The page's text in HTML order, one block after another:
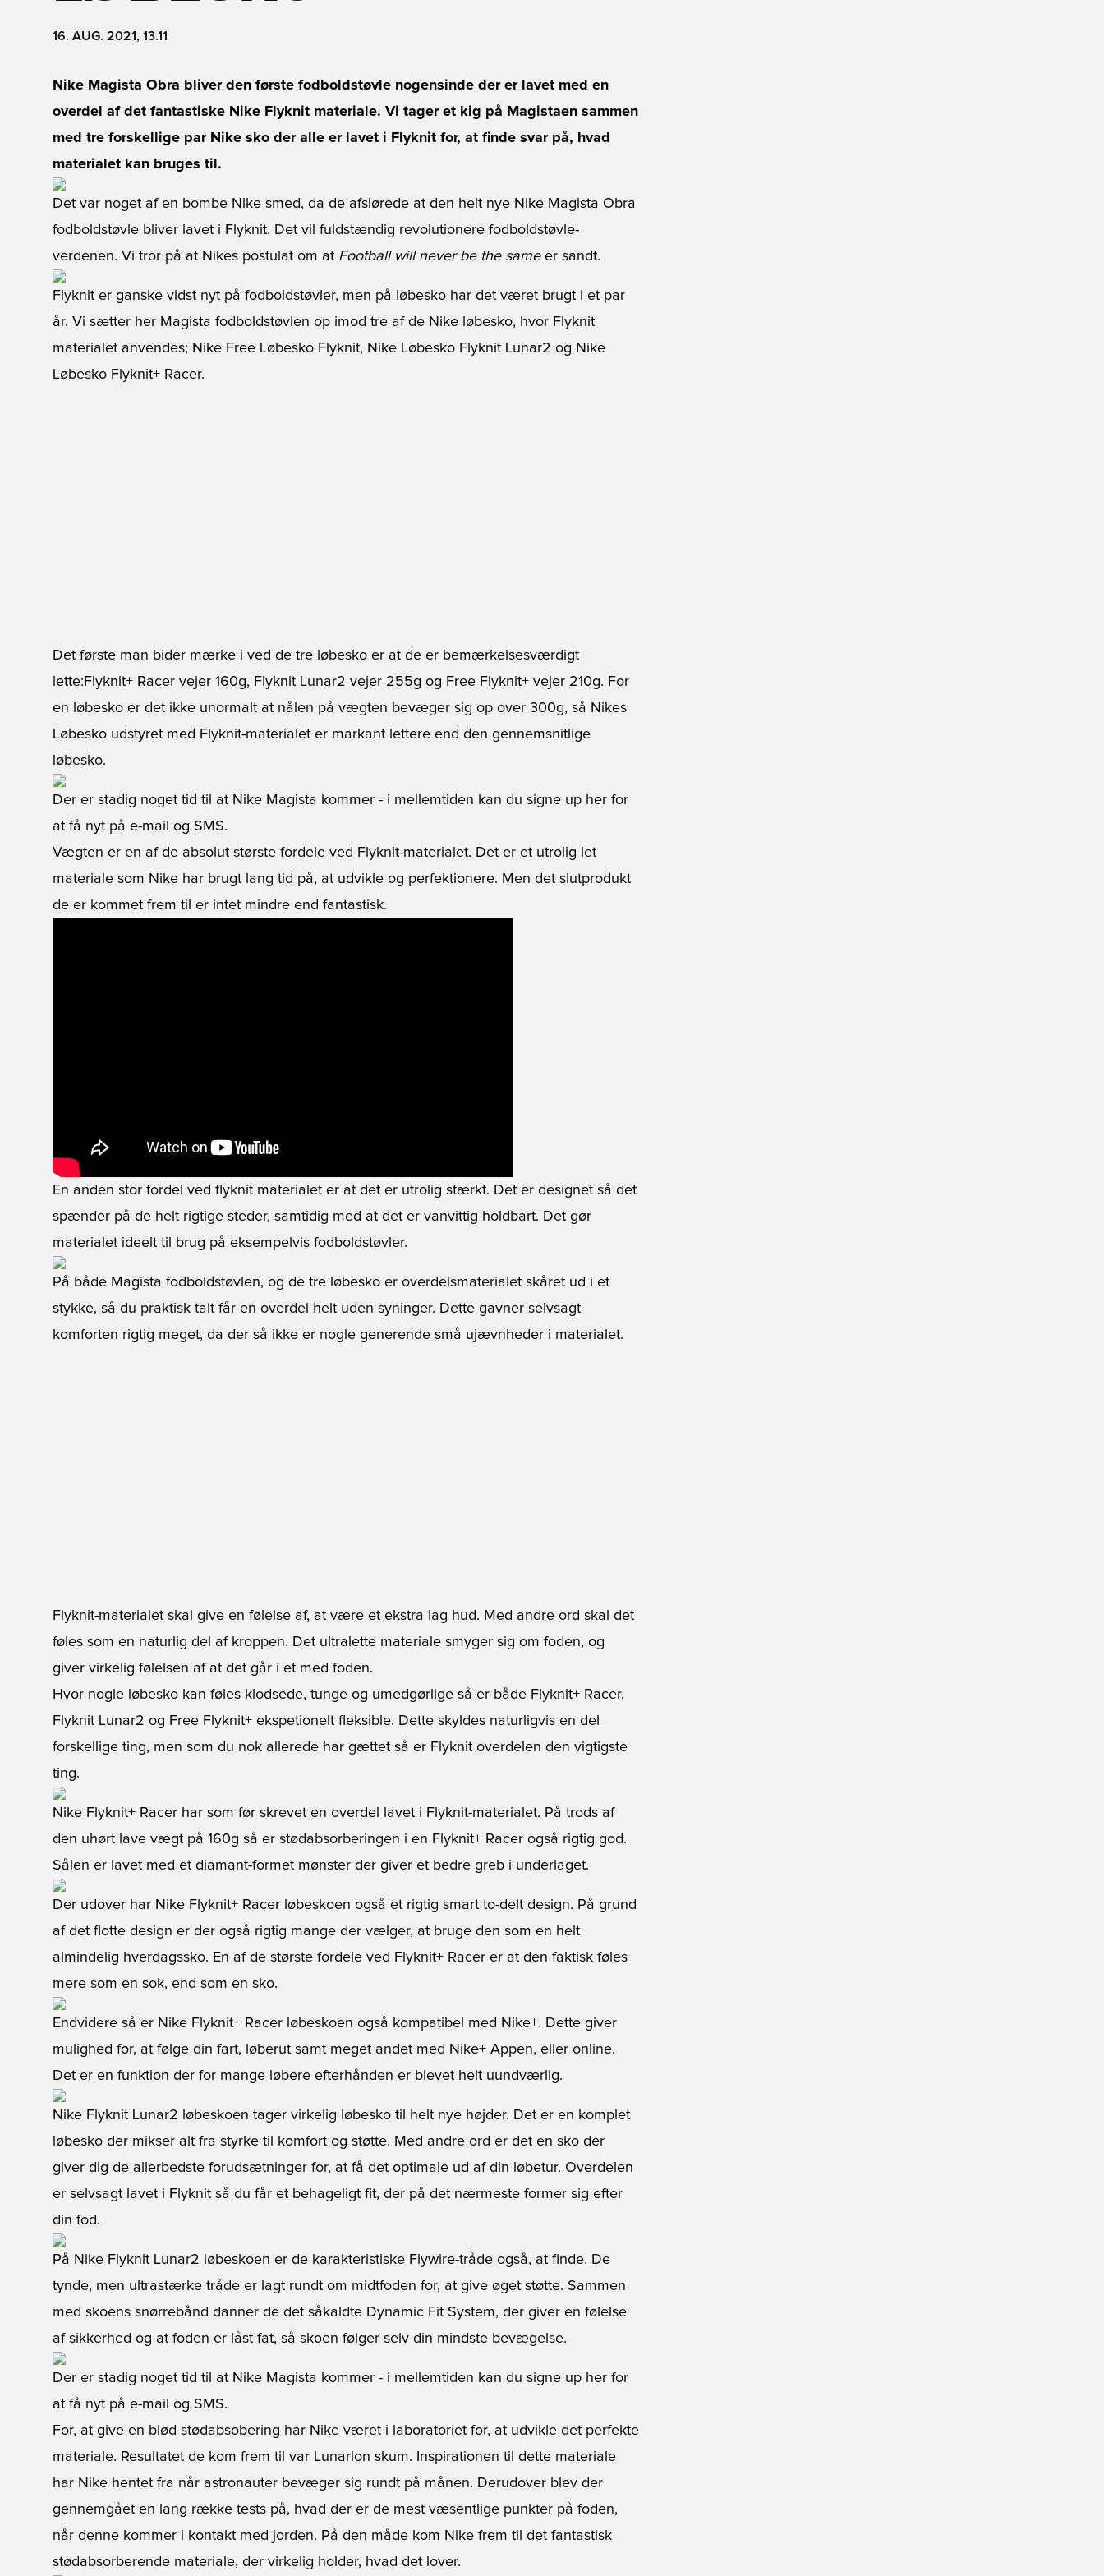
16. AUG. 2021, 13.11
Nike Magista Obra bliver den første fodboldstøvle nogensinde der er lavet med en
overdel af det fantastiske Nike Flyknit materiale. Vi tager et kig på Magistaen sammen
med tre forskellige par Nike sko der alle er lavet i Flyknit for, at finde svar på, hvad
materialet kan bruges til.
Det var noget af en bombe Nike smed, da de afslørede at den helt nye Nike Magista Obra
fodboldstøvle bliver lavet i Flyknit. Det vil fuldstændig revolutionere fodboldstøvle-
verdenen. Vi tror på at Nikes postulat om at Football will never be the sameer sandt.
Flyknit er ganske vidst nyt på fodboldstøvler, men på løbesko har det været brugt i et par
år. Vi sætter her Magista fodboldstøvlen op imod tre af de Nike løbesko, hvor Flyknit
materialet anvendes; Nike Free Løbesko Flyknit, Nike Løbesko Flyknit Lunar2 og Nike
Løbesko Flyknit+ Racer.
Det første man bider mærke i ved de tre løbesko er at de er bemærkelsesværdigt
lette:Flyknit+ Racer vejer 160g, Flyknit Lunar2 vejer 255g og Free Flyknit+ vejer 210g. For
en løbesko er det ikke unormalt at nålen på vægten bevæger sig op over 300g, så Nikes
Løbesko udstyret med Flyknit-materialet er markant lettere end den gennemsnitlige
løbesko.
Der er stadig noget tid til at Nike Magista kommer - i mellemtiden kan du signe up her for
at få nyt på e-mail og SMS.
Vægten er en af de absolut største fordele ved Flyknit-materialet. Det er et utrolig let
materiale som Nike har brugt lang tid på, at udvikle og perfektionere. Men det slutprodukt
de er kommet frem til er intet mindre end fantastisk.
En anden stor fordel ved flyknit materialet er at det er utrolig stærkt. Det er designet så det
spænder på de helt rigtige steder, samtidig med at det er vanvittig holdbart. Det gør
materialet ideelt til brug på eksempelvis fodboldstøvler.
På både Magista fodboldstøvlen, og de tre løbesko er overdelsmaterialet skåret ud i et
stykke, så du praktisk talt får en overdel helt uden syninger. Dette gavner selvsagt
komforten rigtig meget, da der så ikke er nogle generende små ujævnheder i materialet.
Flyknit-materialet skal give en følelse af, at være et ekstra lag hud. Med andre ord skal det
føles som en naturlig del af kroppen. Det ultralette materiale smyger sig om foden, og
giver virkelig følelsen af at det går i et med foden.
Hvor nogle løbesko kan føles klodsede, tunge og umedgørlige så er både Flyknit+ Racer,
Flyknit Lunar2 og Free Flyknit+ ekspetionelt fleksible. Dette skyldes naturligvis en del
forskellige ting, men som du nok allerede har gættet så er Flyknit overdelen den vigtigste
ting.
Nike Flyknit+ Racer har som før skrevet en overdel lavet i Flyknit-materialet. På trods af
den uhørt lave vægt på 160g så er stødabsorberingen i en Flyknit+ Racer også rigtig god.
Sålen er lavet med et diamant-formet mønster der giver et bedre greb i underlaget.
Der udover har Nike Flyknit+ Racer løbeskoen også et rigtig smart to-delt design. På grund
af det flotte design er der også rigtig mange der vælger, at bruge den som en helt
almindelig hverdagssko. En af de største fordele ved Flyknit+ Racer er at den faktisk føles
mere som en sok, end som en sko.
Endvidere så er Nike Flyknit+ Racer løbeskoen også kompatibel med Nike+. Dette giver
mulighed for, at følge din fart, løberut samt meget andet med Nike+ Appen, eller online.
Det er en funktion der for mange løbere efterhånden er blevet helt uundværlig.
Nike Flyknit Lunar2 løbeskoen tager virkelig løbesko til helt nye højder. Det er en komplet
løbesko der mikser alt fra styrke til komfort og støtte. Med andre ord er det en sko der
giver dig de allerbedste forudsætninger for, at få det optimale ud af din løbetur. Overdelen
er selvsagt lavet i Flyknit så du får et behageligt fit, der på det nærmeste former sig efter
din fod.
På Nike Flyknit Lunar2 løbeskoen er de karakteristiske Flywire-tråde også, at finde. De
tynde, men ultrastærke tråde er lagt rundt om midtfoden for, at give øget støtte. Sammen
med skoens snørrebånd danner de det såkaldte Dynamic Fit System, der giver en følelse
af sikkerhed og at foden er låst fat, så skoen følger selv din mindste bevægelse.
Der er stadig noget tid til at Nike Magista kommer - i mellemtiden kan du signe up her for
at få nyt på e-mail og SMS.
For, at give en blød stødabsobering har Nike været i laboratoriet for, at udvikle det perfekte
materiale. Resultatet de kom frem til var Lunarlon skum. Inspirationen til dette materiale
har Nike hentet fra når astronauter bevæger sig rundt på månen. Derudover blev der
gennemgået en lang række tests på, hvad der er de mest væsentlige punkter på foden,
når denne kommer i kontakt med jorden. På den måde kom Nike frem til det fantastisk
stødabsorberende materiale, der virkelig holder, hvad det lover.